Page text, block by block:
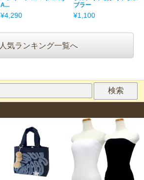
A...
¥4,290
ブラー
¥1,100
人気ランキング一覧へ